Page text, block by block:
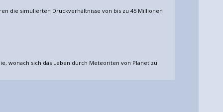
die simulierten Druckverhältnisse von bis zu 45 Millionen
wonach sich das Leben durch Meteoriten von Planet zu